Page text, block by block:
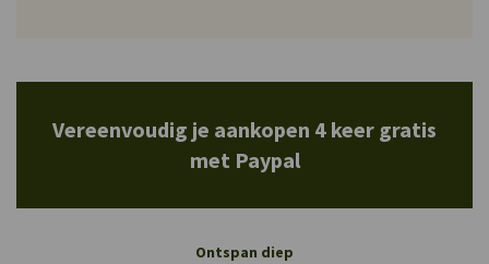
Vereenvoudig je aankopen 4 keer gratis
met Paypal
Ontspan diep